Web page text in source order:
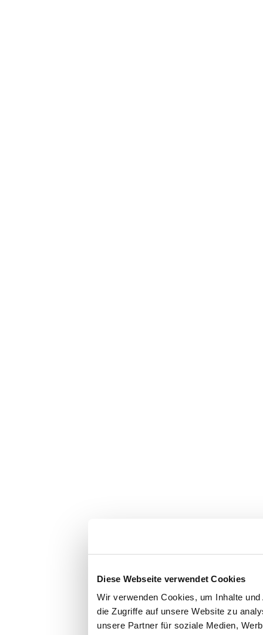
Diese Webseite verwendet Cookies
Wir verwenden Cookies, um Inhalte
die Zugriffe auf unsere Website zu
unsere Partner für soziale Medien,